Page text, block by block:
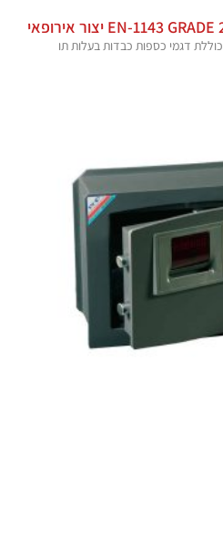
קטלוג להורדה סדרת הכספות SPII כוללת דגמי כספות כבדות בעלות תו